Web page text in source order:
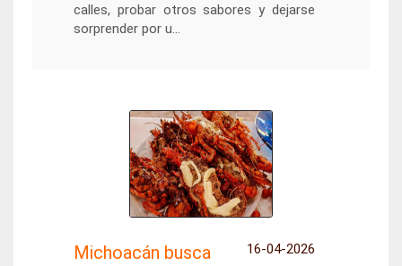
calles, probar otros sabores y dejarse
sorprender por u...
16-04-2026
Michoacán busca